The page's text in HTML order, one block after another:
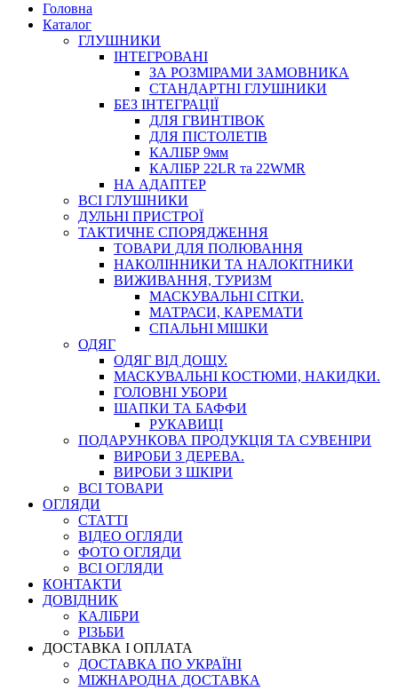
Головна
Каталог
ГЛУШНИКИ
ІНТЕГРОВАНІ
ЗА РОЗМІРАМИ ЗАМОВНИКА
СТАНДАРТНІ ГЛУШНИКИ
БЕЗ ІНТЕГРАЦІЇ
ДЛЯ ГВИНТІВОК
ДЛЯ ПІСТОЛЕТІВ
КАЛІБР 9мм
КАЛІБР 22LR та 22WMR
НА АДАПТЕР
ВСІ ГЛУШНИКИ
ДУЛЬНІ ПРИСТРОЇ
ТАКТИЧНЕ СПОРЯДЖЕННЯ
ТОВАРИ ДЛЯ ПОЛЮВАННЯ
НАКОЛІННИКИ ТА НАЛОКІТНИКИ
ВИЖИВАННЯ, ТУРИЗМ
МАСКУВАЛЬНІ СІТКИ.
МАТРАСИ, КАРЕМАТИ
СПАЛЬНІ МІШКИ
ОДЯГ
ОДЯГ ВІД ДОЩУ.
МАСКУВАЛЬНІ КОСТЮМИ, НАКИДКИ.
ГОЛОВНІ УБОРИ
ШАПКИ ТА БАФФИ
РУКАВИЦІ
ПОДАРУНКОВА ПРОДУКЦІЯ ТА СУВЕНІРИ
ВИРОБИ З ДЕРЕВА.
ВИРОБИ З ШКІРИ
ВСІ ТОВАРИ
ОГЛЯДИ
СТАТТІ
ВІДЕО ОГЛЯДИ
ФОТО ОГЛЯДИ
ВСІ ОГЛЯДИ
КОНТАКТИ
ДОВІДНИК
КАЛІБРИ
РІЗЬБИ
ДОСТАВКА І ОПЛАТА
ДОСТАВКА ПО УКРАЇНІ
МІЖНАРОДНА ДОСТАВКА